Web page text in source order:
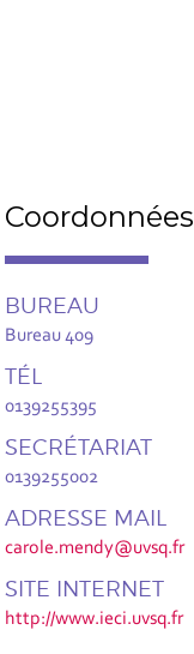
Coordonnées
BUREAU
Bureau 409
TÉL
0139255395
SECRÉTARIAT
0139255002
ADRESSE MAIL
carole.mendy@uvsq.fr
SITE INTERNET
http://www.ieci.uvsq.fr